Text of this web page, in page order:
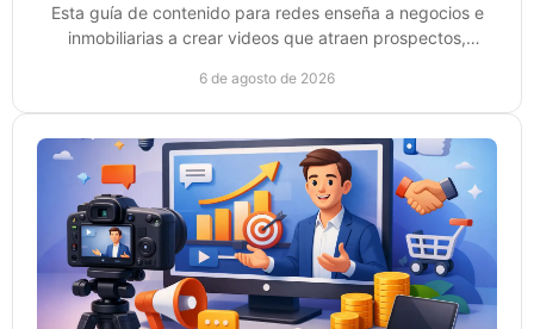
Esta guía de contenido para redes enseña a negocios e
inmobiliarias a crear videos que atraen prospectos,
6 de agosto de 2026